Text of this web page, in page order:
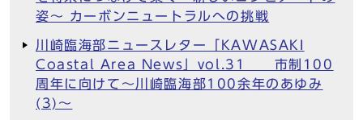
姿～ カーボンニュートラルへの挑戦
川崎臨海部ニュースレター「KAWASAKI
Coastal Area News」vol.31 市制100
周年に向けて～川崎臨海部100余年のあゆみ
(3)～